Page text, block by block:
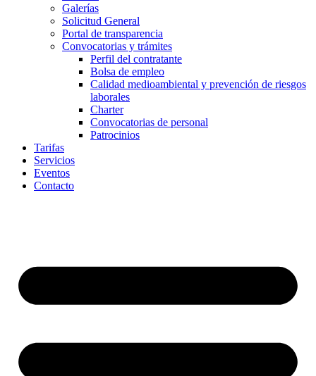
Galerías
Solicitud General
Portal de transparencia
Convocatorias y trámites
Perfil del contratante
Bolsa de empleo
Calidad medioambiental y prevención de riesgos
laborales
Charter
Convocatorias de personal
Patrocinios
Tarifas
Servicios
Eventos
Contacto